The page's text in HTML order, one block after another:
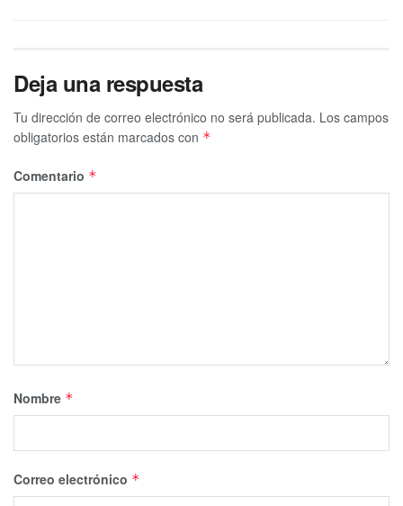
Deja una respuesta
Tu dirección de correo electrónico no será publicada. Los campos
obligatorios están marcados con *
Comentario *
Nombre *
Correo electrónico *